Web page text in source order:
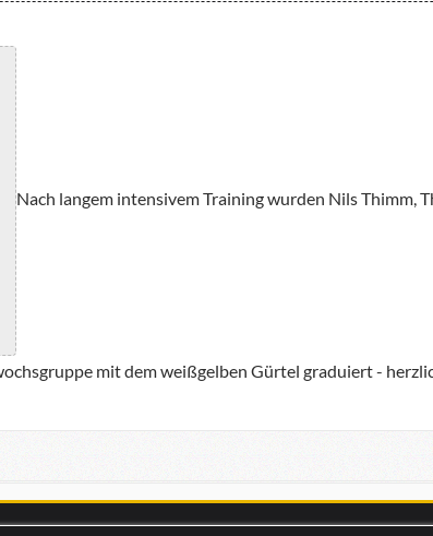
Nach langem intensivem Training wurden Nils Thimm,
mit dem weißgelben Gürtel graduiert -